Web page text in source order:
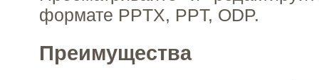
формате PPTX, PPT, ODP.
Преимущества